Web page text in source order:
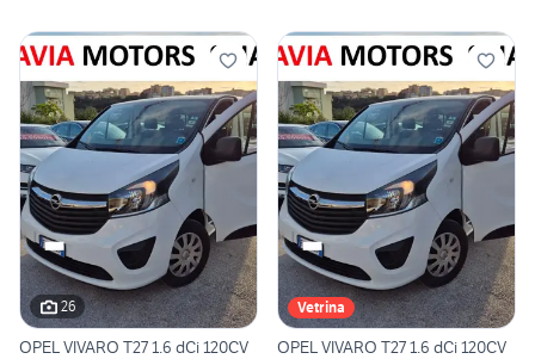
26
OPEL VIVARO T27 1.6 dCi 120CV
Vetrina
OPEL VIVARO T27 1.6 dCi 120CV